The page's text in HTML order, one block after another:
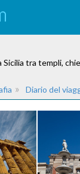
Sicilia tra templi,
» Diario del